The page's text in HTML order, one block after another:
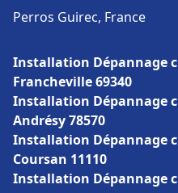
Perros Guirec, France
Installation Dépannage
Francheville 69340
Installation Dépannage
Andrésy 78570
Installation Dépannage
Coursan 11110
Installation Dépannage